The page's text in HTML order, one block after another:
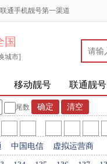
通手机靓号第一渠道
国
城市]
移动靓号 联通靓号
尾数
中国电信 虚拟运营商